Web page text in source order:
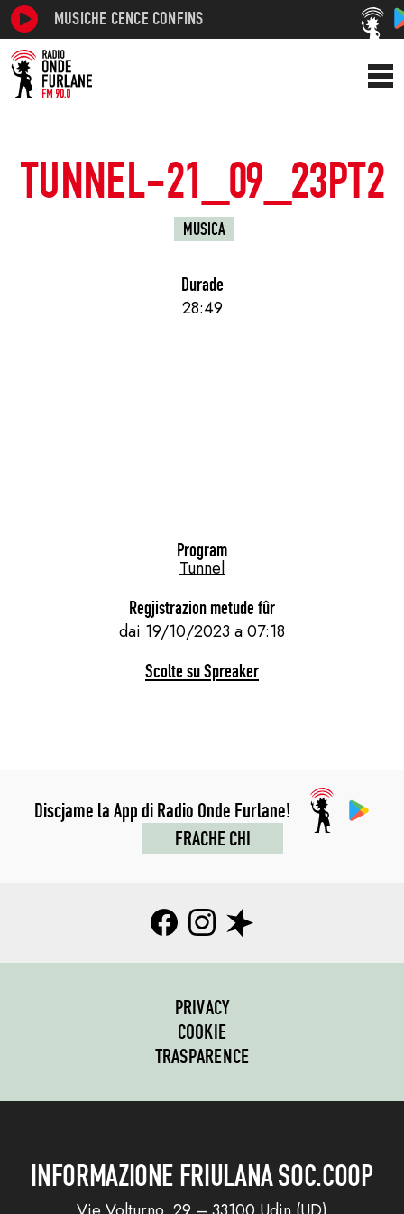
MUSICHE CENCE CONFINS
TUNNEL-21_09_23PT2
MUSICA
Durade
28:49
Program
Tunnel
Regjistrazion metude fûr
dai 19/10/2023 a 07:18
Scolte su Spreaker
Discjame la App di Radio Onde Furlane!
FRACHE CHI
PRIVACY
COOKIE
TRASPARENCE
INFORMAZIONE FRIULANA SOC.COOP